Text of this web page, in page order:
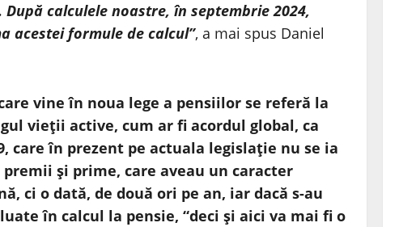
calculele noastre, în septembrie 2024,
acestei formule de calcul”, a mai spus Daniel
vine în noua lege a pensiilor se referă la
vieţii active, cum ar fi acordul global, ca
care în prezent pe actuala legislaţie nu se ia
şi prime, care aveau un caracter
ci o dată, de două ori pe an, iar dacă s-au
în calcul la pensie, “deci şi aici va mai fi o